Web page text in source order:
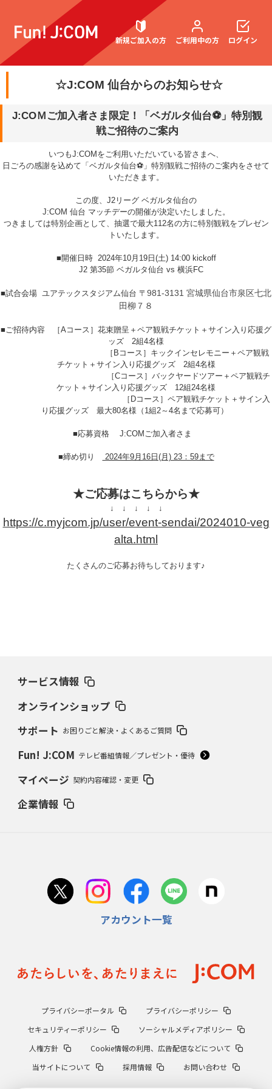
新規ご加入の方 ご利用中の方
お困りごと解決・よくあるご質問
ログイン
☆J:COM 仙台からのお知らせ☆
J:COＭご加入者さま限定！「ベガルタ仙台⚽」特別観
戦ご招待のご案内
いつもJ:COMをご利用いただいている皆さまへ、
日ごろの感謝を込めて「ベガルタ仙台⚽」特別観戦ご招待のご案内をさせて
いただきます。
この度、J2リーグ ベガルタ仙台の
J:COM 仙台 マッチデーの開催が決定いたしました。
つきましては特別企画として、抽選で最大112名の方に特別観戦をプレゼン
トいたします。
■開催日時 2024年10月19日(土) 14:00 kickoff
J2 第35節 ベガルタ仙台 vs 横浜FC
■試合会場 ユアテックスタジアム仙台 〒 981-3131 宮城県仙台市泉区七北
田柳７８
■ご招待内容 ［Aコース］花束贈呈＋ペア観戦チケット＋サイン入り応援グ
ッズ 2組4名様
［Bコース］キックインセレモニー＋ペア観戦
チケット＋サイン入り応援グッズ 2組4名様
［Cコース］バックヤードツアー＋ペア観戦チ
ケット＋サイン入り応援グッズ 12組24名様
［Dコース］ペア観戦チケット＋サイン入
り応援グッズ 最大80名様（1組2～4名まで応募可）
■応募資格 J:COMご加入者さま
■締め切り 2024年9月16日(月) 23：59まで
★ご応募はこちらから★
↓ ↓ ↓ ↓ ↓
https://c.myjcom.jp/user/event-sendai/2024010-veg
alta.html
たくさんのご応募お待ちしております♪
サービス情報
オンラインショップ
サポート お困りごと解決・よくあるご質問
Fun! J:COM テレビ番組情報／プレゼント・優待
マイページ 契約内容確認・変更
企業情報
アカウント一覧
プライバシーポータル
プライバシーポリシー
セキュリティーポリシー
ソーシャルメディアポリシー
人権方針
Cookie情報の利用、広告配信などについて
当サイトについて
採用情報 お問い合わせ